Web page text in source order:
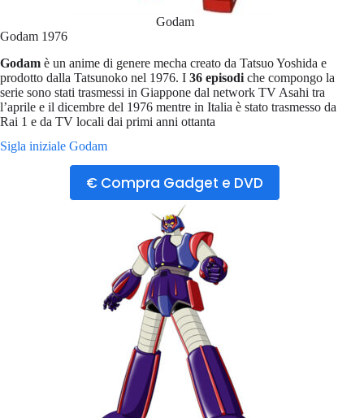
Godam
Godam 1976
Godam è un anime di genere mecha creato da Tatsuo Yoshida e
prodotto dalla Tatsunoko nel 1976. I 36 episodi che compongo la
serie sono stati trasmessi in Giappone dal network TV Asahi tra
l’aprile e il dicembre del 1976 mentre in Italia è stato trasmesso da
Rai 1 e da TV locali dai primi anni ottanta
Sigla iniziale Godam
€ Compra Gadget e DVD